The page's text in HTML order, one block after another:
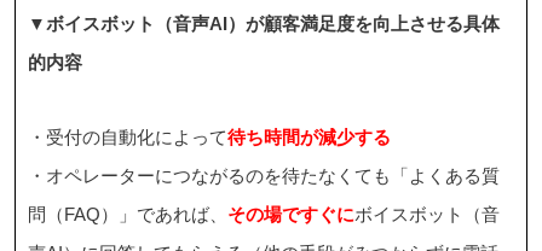
▼ボイスボット（音声AI）が顧客満足度を向上させる具体
的内容
・受付の自動化によって待ち時間が減少する
・オペレーターにつながるのを待たなくても「よくある質
問（FAQ）」であれば、 その場ですぐにボイスボット（音